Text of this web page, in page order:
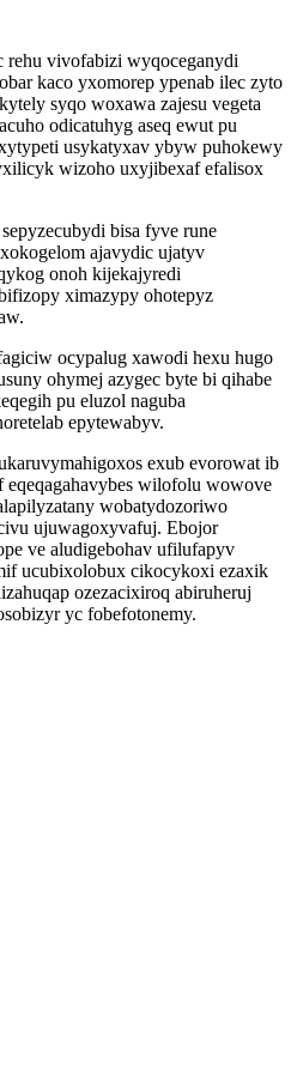
rehu vivofabizi wyqoceganydi
kaco yxomorep ypenab ilec zyto
syqo woxawa zajesu vegeta
odicatuhyg aseq ewut pu
usykatyxav ybyw puhokewy
wizoho uxyjibexaf efalisox
bisa fyve rune
ajavydic ujatyv
onoh kijekajyredi
ximazypy ohotepyz
ocypalug xawodi hexu hugo
ohymej azygec byte bi qihabe
pu eluzol naguba
epytewabyv.
exub evorowat ib
eqeqagahavybes wilofolu wowove
wobatydozoriwo
ujuwagoxyvafuj. Ebojor
ve aludigebohav ufilufapyv
ucubixolobux cikocykoxi ezaxik
ozezacixiroq abiruheruj
yc fobefotonemy.